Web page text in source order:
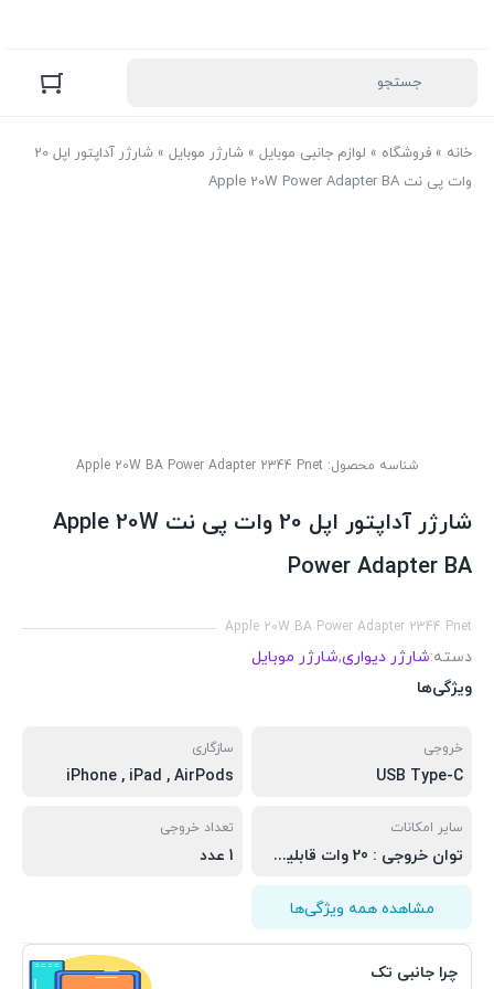
خانه » فروشگاه » لوازم جانبی موبایل » شارژر موبایل »
شارژر آداپتور اپل 20
وات پی نت Apple 20W Power Adapter BA
شناسه محصول: Apple 20W BA Power Adapter 2344 Pnet
شارژر آداپتور اپل 20 وات پی نت Apple 20W
Power Adapter BA
Apple 20W BA Power Adapter 2344 Pnet
دسته:شارژر دیواری,شارژر موبایل
ویژگی‌ها
خروجی
USB Type-C
سازگاری
iPhone , iPad , AirPods
سایر امکانات
توان خروجی : 20 وات قابلیت شارژ سریع از iPhone 8 یا بالاتر
تعداد خروجی
1 عدد
مشاهده همه ویژگی‌ها
چرا جانبی تک